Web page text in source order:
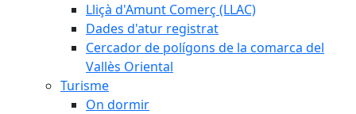
Lliçà d'Amunt Comerç (LLAC)
Dades d'atur registrat
Cercador de polígons de la comarca del
Vallès Oriental
Turisme
On dormir